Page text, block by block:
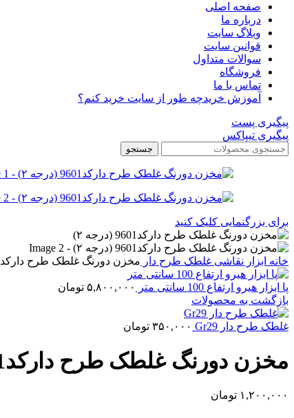
صفحه اصلی
درباره ما
وبلاگ سایت
قوانین سایت
سوالات متداول
فروشگاه
تماس با ما
آموزش خریدچه طور از سایت خرید کنم؟
پیگیری پست
پیگیری تیپاکس
جستجو
برای بزرگنمایی کلیک کنید
خانه ابزار نقاشی غلطک طرح دار مخزن دورنگ غلطک طرح دارکد9601 (درجه ۲)
پا ابزار هیرو ارتفاع 100 سانتی متر ۵,۸۰۰,۰۰۰ تومان
بازگشت به محصولات
غلطک طرح دار Gr29 ۳۵۰,۰۰۰ تومان
مخزن دورنگ غلطک طرح دارکد9601 (درجه ۲)
۱,۲۰۰,۰۰۰ تومان